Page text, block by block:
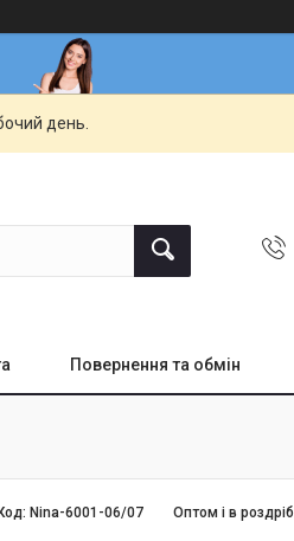
день.
Повернення та обмін
Оптом і в роздріб
Nina-6001-06/07